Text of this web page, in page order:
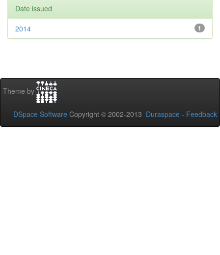
Date issued
1
2014
Theme by
DSpace Software Copyright © 2002-2013 Duraspace - Feedback